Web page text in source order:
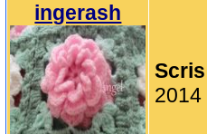
ingerash
2014